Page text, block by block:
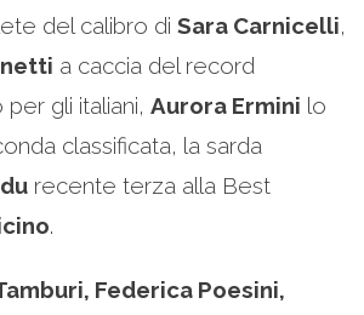
del calibro di Sara Carnicelli,
a caccia del record
gli italiani, Aurora Ermini lo
classificata, la sarda
recente terza alla Best
.
Federica Poesini,